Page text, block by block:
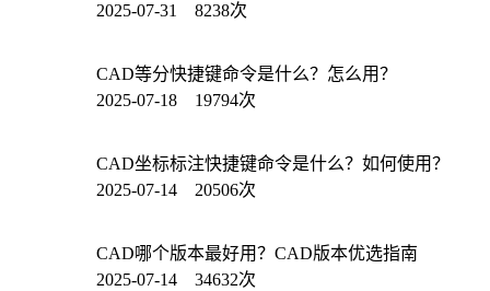
2025-07-31 8238次
CAD等分快捷键命令是什么？怎么用？
2025-07-18 19794次
CAD坐标标注快捷键命令是什么？如何使用？
2025-07-14 20506次
CAD哪个版本最好用？CAD版本优选指南
2025-07-14 34632次